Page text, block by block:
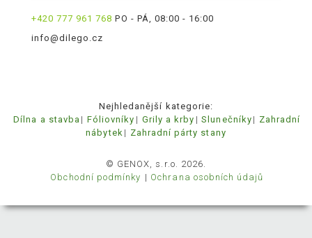
+420 777 961 768 PO - PÁ, 08:00 - 16:00
info@dilego.cz
Nejhledanější kategorie:
Dílna a stavba
Fóliovníky Grily a krby Slunečníky
Zahradní
nábytek
Zahradní párty stany
© GENOX, s.r.o. 2026.
Obchodní podmínky
Ochrana osobních údajů